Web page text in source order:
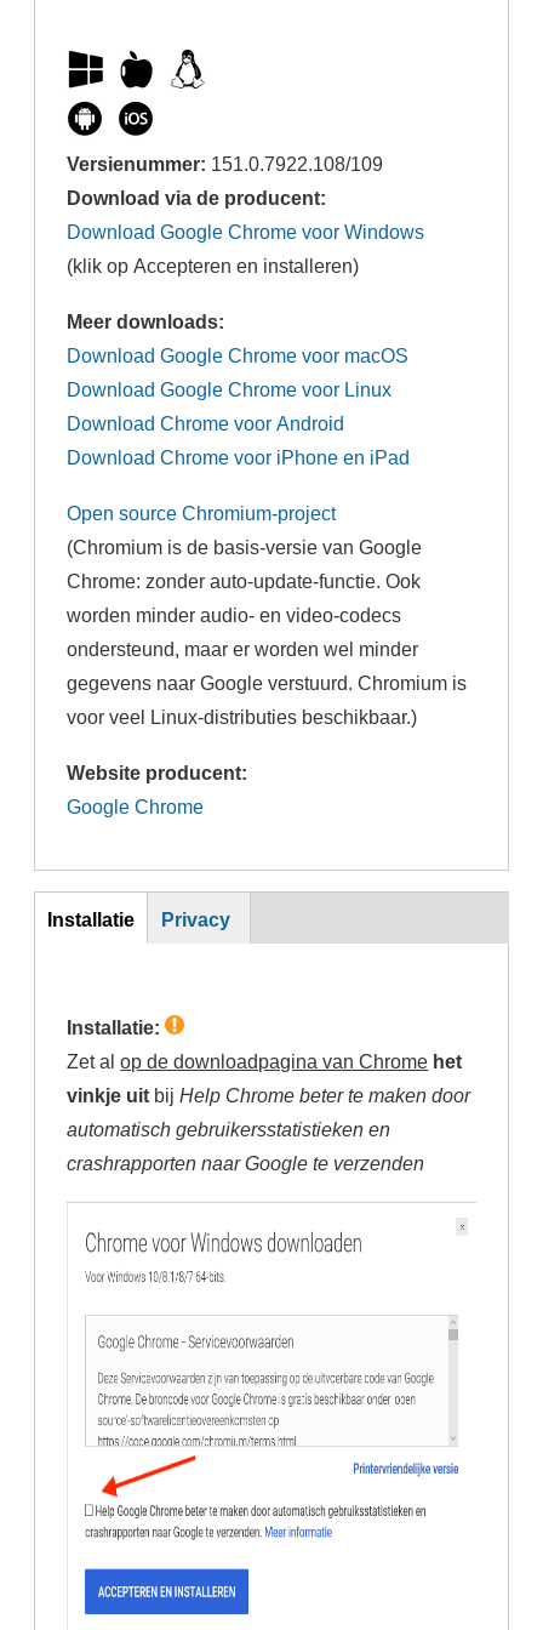
Versienummer: 151.0.7922.108/109
Download via de producent:
Download Google Chrome voor Windows
(klik op Accepteren en installeren)
Meer downloads:
Download Google Chrome voor macOS
Download Google Chrome voor Linux
Download Chrome voor Android
Download Chrome voor iPhone en iPad
Open source Chromium-project
(Chromium is de basis-versie van Google
Chrome: zonder auto-update-functie. Ook
worden minder audio- en video-codecs
ondersteund, maar er worden wel minder
gegevens naar Google verstuurd. Chromium is
voor veel Linux-distributies beschikbaar.)
Website producent:
Google Chrome
Inst
Installatie
Privacy
Installatie:
Zet alop de downloadpagina van Chrome het
vinkje uit bijHelp Chrome beter te maken door
automatisch gebruikersstatistieken en
crashrapporten naar Google te verzenden